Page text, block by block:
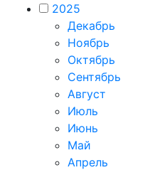
2025
Декабрь
Ноябрь
Октябрь
Сентябрь
Август
Июль
Июнь
Май
Апрель